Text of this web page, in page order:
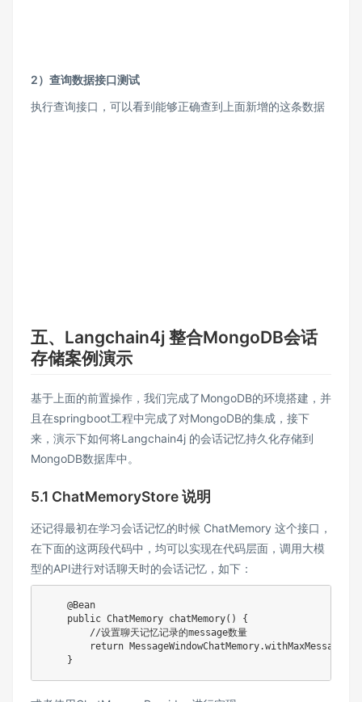
2）查询数据接口测试
执行查询接口，可以看到能够正确查到上面新增的这条数据
五、Langchain4j 整合MongoDB会话
存储案例演示
基于上面的前置操作，我们完成了MongoDB的环境搭建，并
且在springboot工程中完成了对MongoDB的集成，接下
来，演示下如何将Langchain4j 的会话记忆持久化存储到
MongoDB数据库中。
5.1 ChatMemoryStore 说明
还记得最初在学习会话记忆的时候 ChatMemory 这个接口，
在下面的这两段代码中，均可以实现在代码层面，调用大模
型的API进行对话聊天时的会话记忆，如下：
    @Bean
    public ChatMemory chatMemory() {
        //设置聊天记忆记录的message数量
return
    }